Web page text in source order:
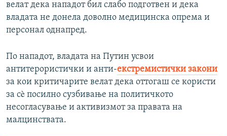
велат дека нападот бил слабо подготвен и дека
владата не донела доволно медицинска опрема и
персонал однапред.
По нападот, владата на Путин усвои
антитерористички и анти-екстремистички закони
за кои критичарите велат дека оттогаш се користи
за сè посилно сузбивање на политичкото
несогласување и активизмот за правата на
малцинствата.